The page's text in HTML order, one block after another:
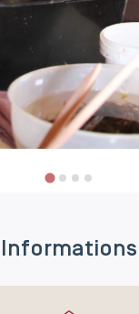
Informations